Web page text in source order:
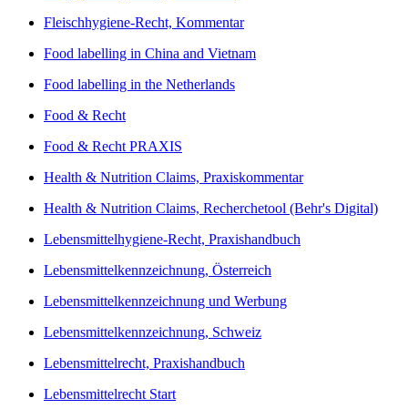
Fleischhygiene-Recht, Kommentar
Food labelling in China and Vietnam
Food labelling in the Netherlands
Food & Recht
Food & Recht PRAXIS
Health & Nutrition Claims, Praxiskommentar
Health & Nutrition Claims, Recherchetool (Behr's Digital)
Lebensmittelhygiene-Recht, Praxishandbuch
Lebensmittelkennzeichnung, Österreich
Lebensmittelkennzeichnung und Werbung
Lebensmittelkennzeichnung, Schweiz
Lebensmittelrecht, Praxishandbuch
Lebensmittelrecht Start